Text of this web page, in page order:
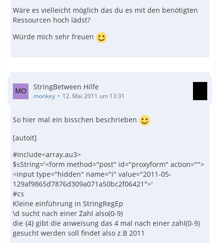
Wäre es vielleicht möglich das du es mit den benötigten
Ressourcen hoch lädst?
Würde mich sehr freuen
StringBetween Hilfe
monkey 12. Mai 2011 um 13:31
So hier mal ein bisschen beschrieben
[autoit]
#include<array.au3>
$sString='<form method="post" id="proxyform" action="">
<input type="hidden" name="i" value="2011-05-
129af9865d7876d309a071a50bc2f06421">'
#cs
Kleine einführung in StringRegEp
\d sucht nach einer Zahl also(0-9)
die {4} gibt die anweisung das 4 mal nach einer zahl(0-9)
gesucht werden soll findet also z.B 2011